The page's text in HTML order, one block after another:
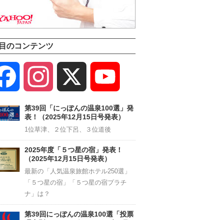
のコンテンツ
Facebook Instagram
Channel
第39回「にっぽんの温泉100選」発
表！（2025年12月15日号発表）
1位草津、２位下呂、３位道後
2025年度「５つ星の宿」発表！
（2025年12月15日号発表）
最新の「人気温泉旅館ホテル250選」
「５つ星の宿」「５つ星の宿プラチ
ナ」は？
第39回にっぽんの温泉100選「投票